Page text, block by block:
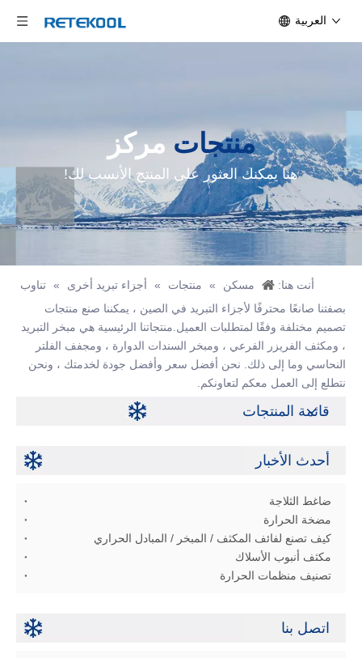
العربية
منتجات مركز
هنا يمكنك العثور على المنتج الأنسب لك!
أنت هنا: مسكن » منتجات » أجزاء تبريد أخرى » تناوب
بصفتنا صانعًا محترفًا لأجزاء التبريد في الصين ، يمكننا صنع منتجات
تصميم مختلفة وفقًا لمتطلبات العميل.منتجاتنا الرئيسية هي مبخر التبريد
، ومكثف الفريزر الفرعي ، ومبخر السندات الدوارة ، ومجفف الفلتر
النحاسي وما إلى ذلك. نحن أفضل سعر وأفضل جودة لخدمتك ، ونحن
نتطلع إلى العمل معكم لتعاونكم.
قائمة المنتجات
أحدث الأخبار
ضاغط الثلاجة
مضخة الحرارة
كيف تصنع لفائف المكثف / المبخر / المبادل الحراري
مكثف أنبوب الأسلاك
تصنيف منظمات الحرارة
اتصل بنا